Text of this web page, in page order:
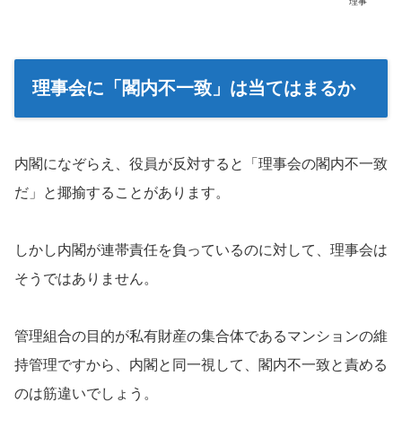
理事会に「閣内不一致」は当てはまるか
内閣になぞらえ、役員が反対すると「理事会の閣内不一致
だ」と揶揄することがあります。
しかし内閣が連帯責任を負っているのに対して、理事会は
そうではありません。
管理組合の目的が私有財産の集合体であるマンションの維
持管理ですから、内閣と同一視して、閣内不一致と責める
のは筋違いでしょう。